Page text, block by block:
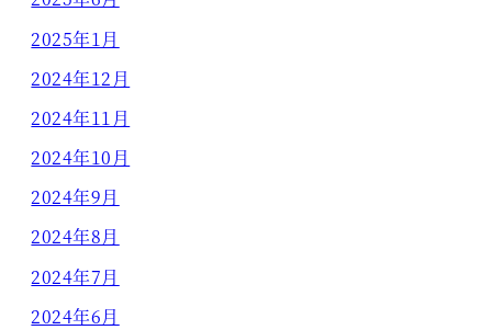
2025年1月
2024年12月
2024年11月
2024年10月
2024年9月
2024年8月
2024年7月
2024年6月